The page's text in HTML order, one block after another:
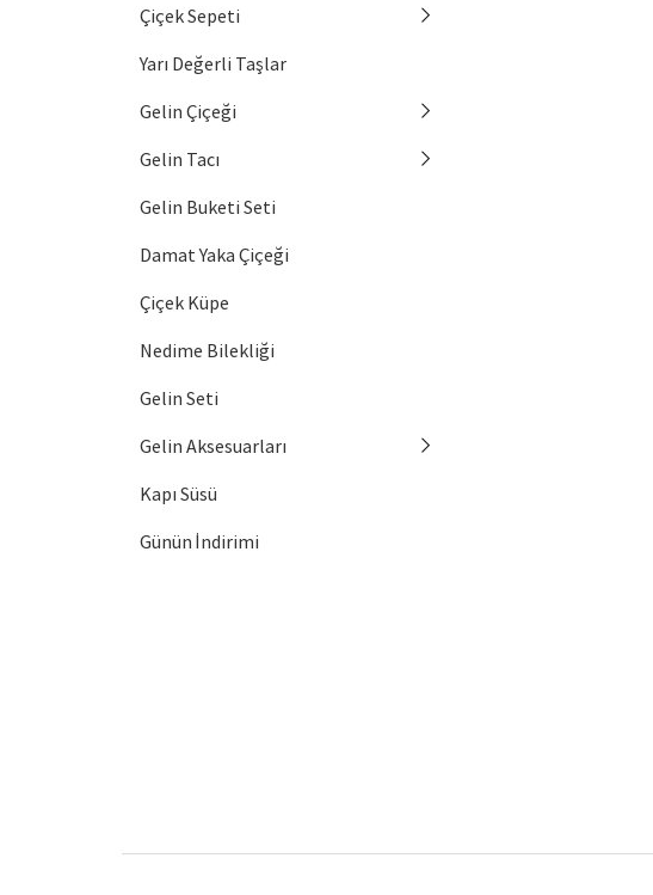
Çiçek Sepeti
Yarı Değerli Taşlar
Gelin Çiçeği
Gelin Tacı
Gelin Buketi Seti
Damat Yaka Çiçeği
Çiçek Küpe
Nedime Bilekliği
Gelin Seti
Gelin Aksesuarları
Kapı Süsü
Günün İndirimi